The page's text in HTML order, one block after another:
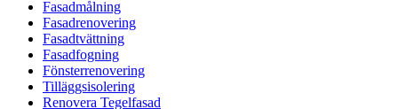
Fasadmålning
Fasadrenovering
Fasadtvättning
Fasadfogning
Fönsterrenovering
Tilläggsisolering
Renovera Tegelfasad